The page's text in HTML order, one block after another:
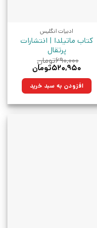
ادبیات انگلیس
کتاب ماتیلدا | انتشارات
پرتقال
۶۹۰,۰۰۰تومان
قیمت
۶۹۰,۰۰۰تومان
بود.
۵۲۰,۹۵۰تومان
۵۲۰,۹۵۰تومان.افزودن به سبد خرید